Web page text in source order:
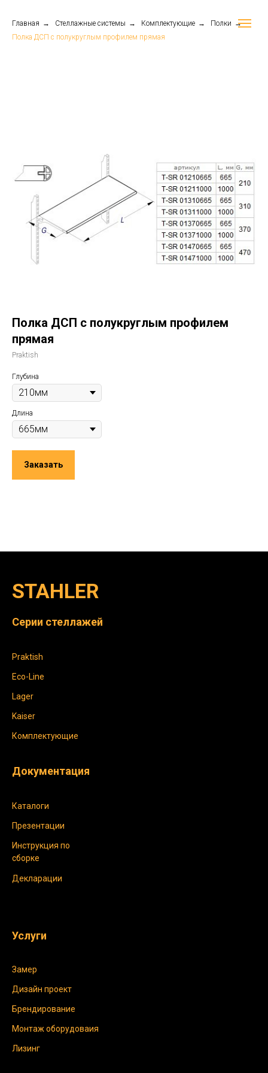
Главная → Стеллажные системы → Комплектующие → Полки →
Полка ДСП с полукруглым профилем прямая
Полка ДСП с полукруглым профилем
прямая
Praktish
Глубина
Длина
Заказать
Серии стеллажей
STAHLER
Каталоги
Инструкция по
сборке
Praktish
Eco-Line
Lager
Kaiser
Комплектующие
Услуги
Декларации
Замер
Монтаж оборудоваия
Презентации
Документация
Дизайн проект
Лизинг
Брендирование